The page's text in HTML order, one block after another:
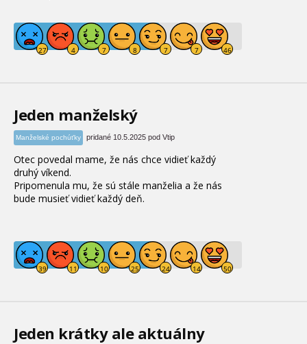
Jeden manželský
Manželské pochúťky pridané 10.5.2025 pod Vtip
Otec povedal mame, že nás chce vidieť každý
druhý víkend.
Pripomenula mu, že sú stále manželia a že nás
bude musieť vidieť každý deň.
Jeden krátky ale aktuálny